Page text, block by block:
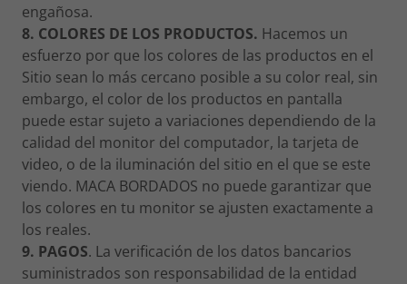
engañosa.
8. COLORES DE LOS PRODUCTOS. Hacemos un
esfuerzo por que los colores de las productos en el
Sitio sean lo más cercano posible a su color real, sin
embargo, el color de los productos en pantalla
puede estar sujeto a variaciones dependiendo de la
calidad del monitor del computador, la tarjeta de
video, o de la iluminación del sitio en el que se este
viendo. MACA BORDADOS no puede garantizar que
los colores en tu monitor se ajusten exactamente a
los reales.
9. PAGOS. La verificación de los datos bancarios
suministrados son responsabilidad de la entidad